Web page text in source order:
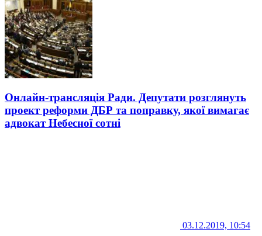
Онлайн-трансляція Ради. Депутати розглянуть
проект реформи ДБР та поправку, якої вимагає
адвокат Небесної сотні
03.12.2019, 10:54